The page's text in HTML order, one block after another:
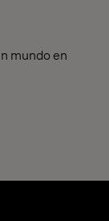
mundo en